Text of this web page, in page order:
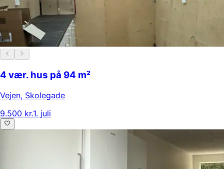
4 vær. hus på 94 m²
Vejen, Skolegade
9.500 kr.1. juli